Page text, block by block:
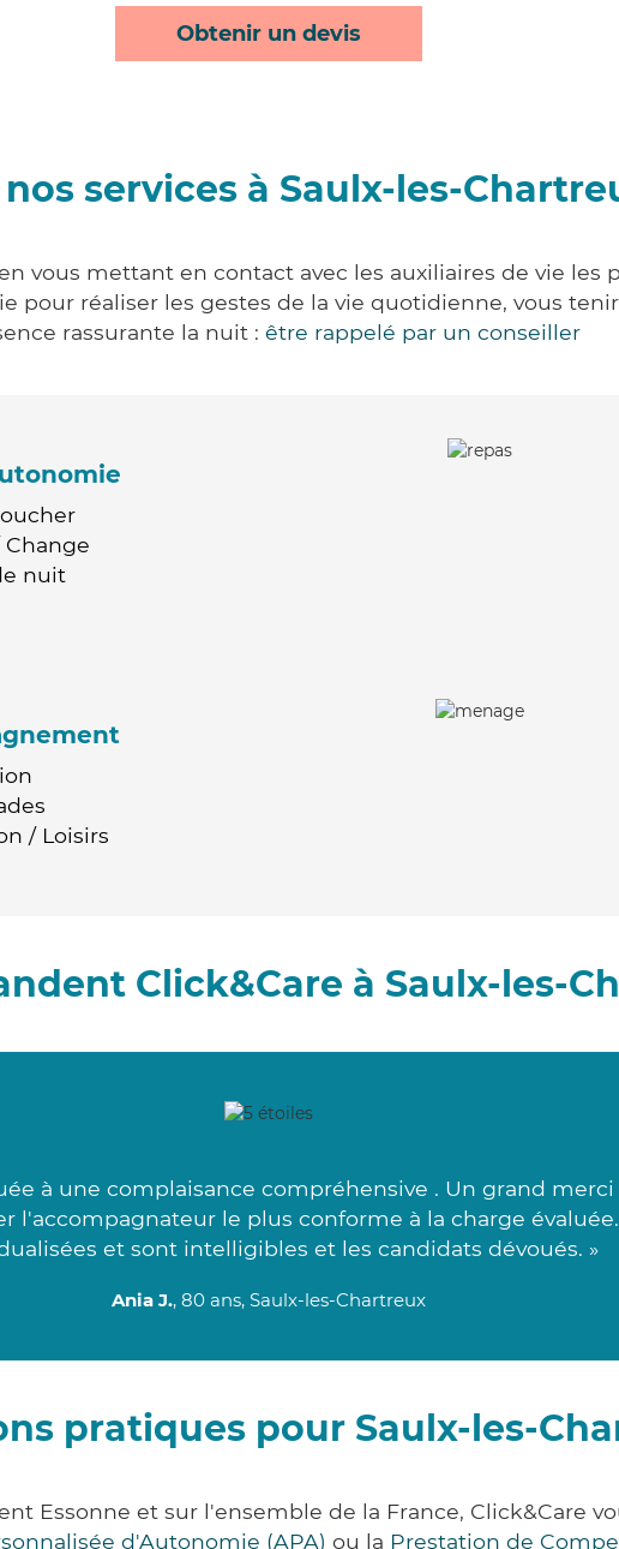
Obtenir un devis
services à Saulx-les-
vous mettant en contact avec les auxiliaires de vie les
pour réaliser les gestes de la vie quotidienne, vous
rassurante la nuit : être rappelé par un conseiller
nuit
/ Loisirs
Click&Care à Saulx-les-
à une complaisance compréhensive . Un grand
l'accompagnateur le plus conforme à la charge
et sont intelligibles et les candidats dévoués. »
Ania J., 80 ans, Saulx-les-Chartreux
pratiques pour Saulx-les-
Essonne et sur l'ensemble de la France, Click&Care
d'Autonomie (APA) ou la Prestation de